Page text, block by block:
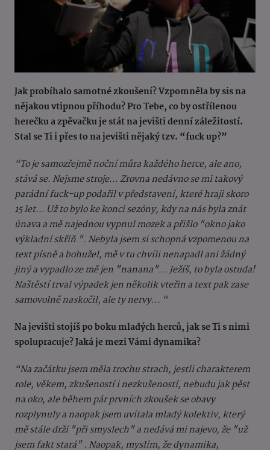
Jak probíhalo samotné zkoušení? Vzpomněla by sis na
nějakou vtipnou příhodu?Pro Tebe, co by ostřílenou
herečku a zpěvačku je stát na jevišti denní záležitostí.
Stal se Ti i přes to na jevišti nějaký tzv. “fuck up?”
“To je samozřejmě noční můra každého herce, ale ano,
stává se. Nejsme stroje... Zrovna nedávno se mi takový
parádní fuck-up podařil v představení, které hraji skoro
15 let... Už to bylo ke konci sezóny, kdy na nás byla znát
únava a mě najednou vypnul mozek a přišlo "okno jako
výkladní skříň ". Nebyla jsem si schopná vzpomenou na
text písně a bohužel, mě v tu chvíli nenapadl ani žádný
jiný a vypadlo ze mě jen "nanana"... Ježíš, to byla ostuda!
Naštěstí trval výpadek jen několik vteřin a text pak zase
samovolně naskočil, ale ty nervy... “
Na jevišti stojíš po boku mladých herců, jak se Ti s nimi
spolupracuje? Jaká je mezi Vámi dynamika?
“Na začátku jsem měla trochu strach, jestli charakterem
role, věkem, zkušeností i nezkušeností, nebudu jak pěst
na oko, ale během pár prvních zkoušek se obavy
rozplynuly a naopak jsem uvítala mladý kolektiv, který
mě stále drží "při smyslech" a nedává mi najevo, že "už
jsem fakt stará" . Naopak, myslím, že dynamika,